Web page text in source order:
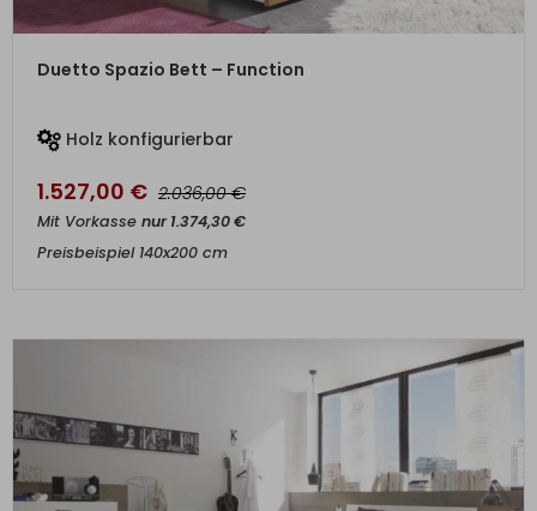
ZUM PRODUKT
Duetto Spazio Bett – Function
Holz konfigurierbar
1.527,00 € 2.036,00€
Mit Vorkasse nur1.374,30€
Preisbeispiel 140x200 cm